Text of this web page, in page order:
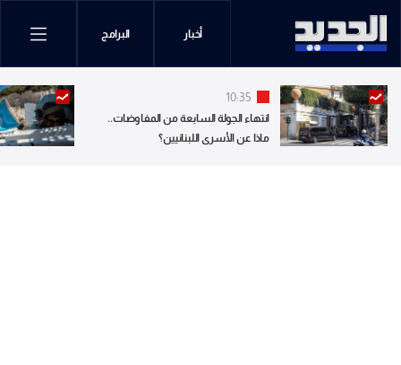
أخبار البرامج
10:35
انتهاء الجولة السابعة من المفاوضات..
ماذا عن الأسرى اللبنانيين؟